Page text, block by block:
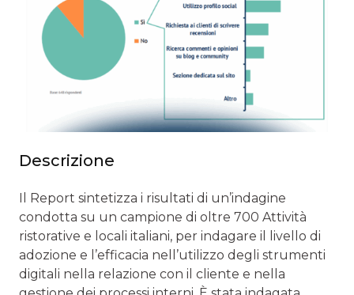
Descrizione
Il Report sintetizza i risultati di un’indagine
condotta su un campione di oltre 700 Attività
ristorative e locali italiani, per indagare il livello di
adozione e l’efficacia nell’utilizzo degli strumenti
digitali nella relazione con il cliente e nella